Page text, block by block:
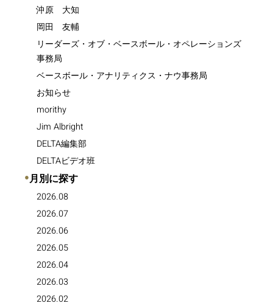
沖原 大知
岡田 友輔
リーダーズ・オブ・ベースボール・オペレーションズ
事務局
ベースボール・アナリティクス・ナウ事務局
お知らせ
morithy
Jim Albright
DELTA編集部
DELTAビデオ班
●月別に探す
2026.08
2026.07
2026.06
2026.05
2026.04
2026.03
2026.02